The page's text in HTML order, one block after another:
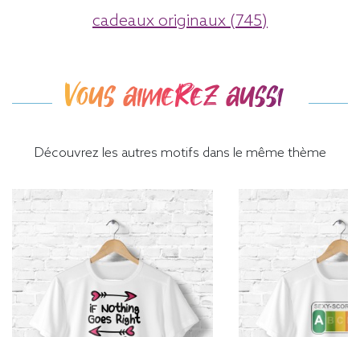
cadeaux originaux (745)
Vous aimerez aussi
Découvrez les autres motifs dans le même thème